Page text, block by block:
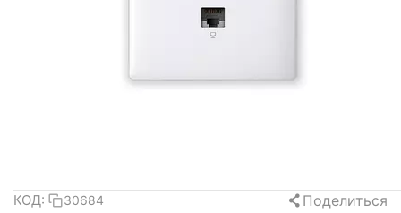
КОД: 30684 Поделиться